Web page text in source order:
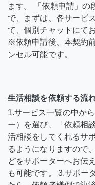
ます。 「依頼申請」の
で、まずは、各サービ
て、個別チャットにて
※依頼申請後、本契約
ンセル可能です。
生活相談を依頼する流
1.サービス一覧の中か
ー）を選び、「依頼相
活相談をしてくれるサ
るようになりますので
どをサポーターへお伝
も可能です。 3.サポー